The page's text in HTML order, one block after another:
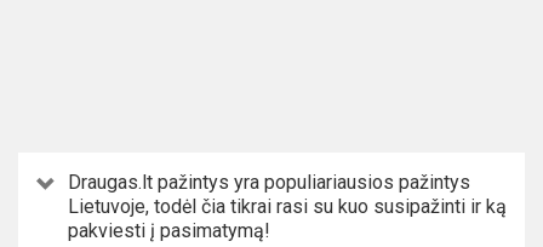
Draugas.lt pažintys yra populiariausios pažintys
Lietuvoje, todėl čia tikrai rasi su kuo susipažinti ir ką
pakviesti į pasimatymą!